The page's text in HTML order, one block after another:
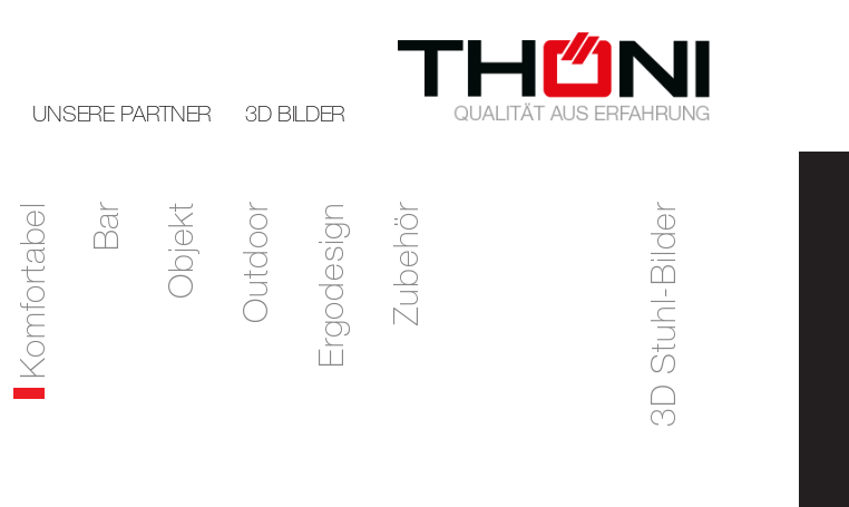
UNSERE PARTNER 3D BILDER
Komfortabel Bar Objekt Outdoor Ergodesign Zubehör 3D Stuhl-Bilder